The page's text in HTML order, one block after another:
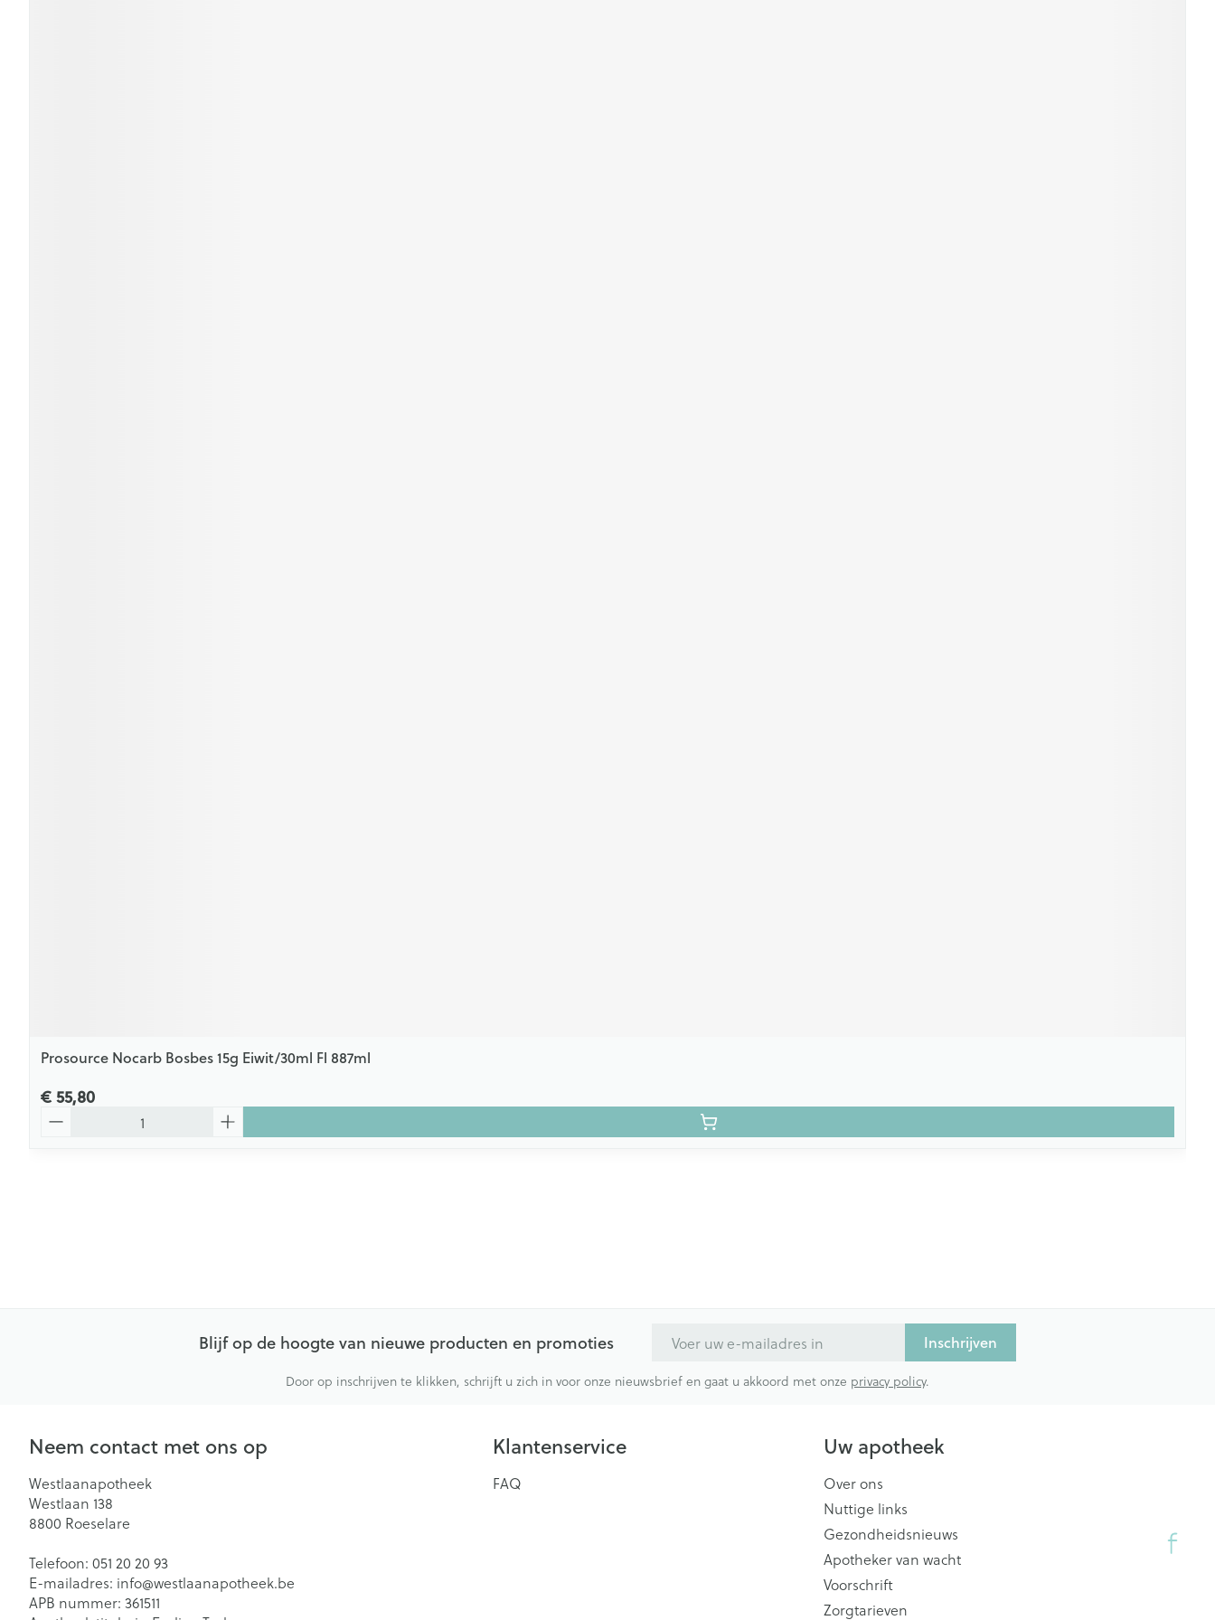
Prosource Nocarb Bosbes 15g Eiwit/30ml Fl 887ml
€ 55,80
Blijf op de hoogte van nieuwe producten en promoties Inschrijven
Door op inschrijven te klikken, schrijft u zich in voor onze nieuwsbrief en gaat u akkoord met onze privacy policy.
Neem contact met ons op
Westlaanapotheek
Westlaan 138
8800 Roeselare
Telefoon: 051 20 20 93
E-mailadres: info@westlaanapotheek.be
APB nummer: 361511
Klantenservice
FAQ
Uw apotheek
Over ons
Nuttige links
Gezondheidsnieuws
Apotheker van wacht
Voorschrift
Zorgtarieven